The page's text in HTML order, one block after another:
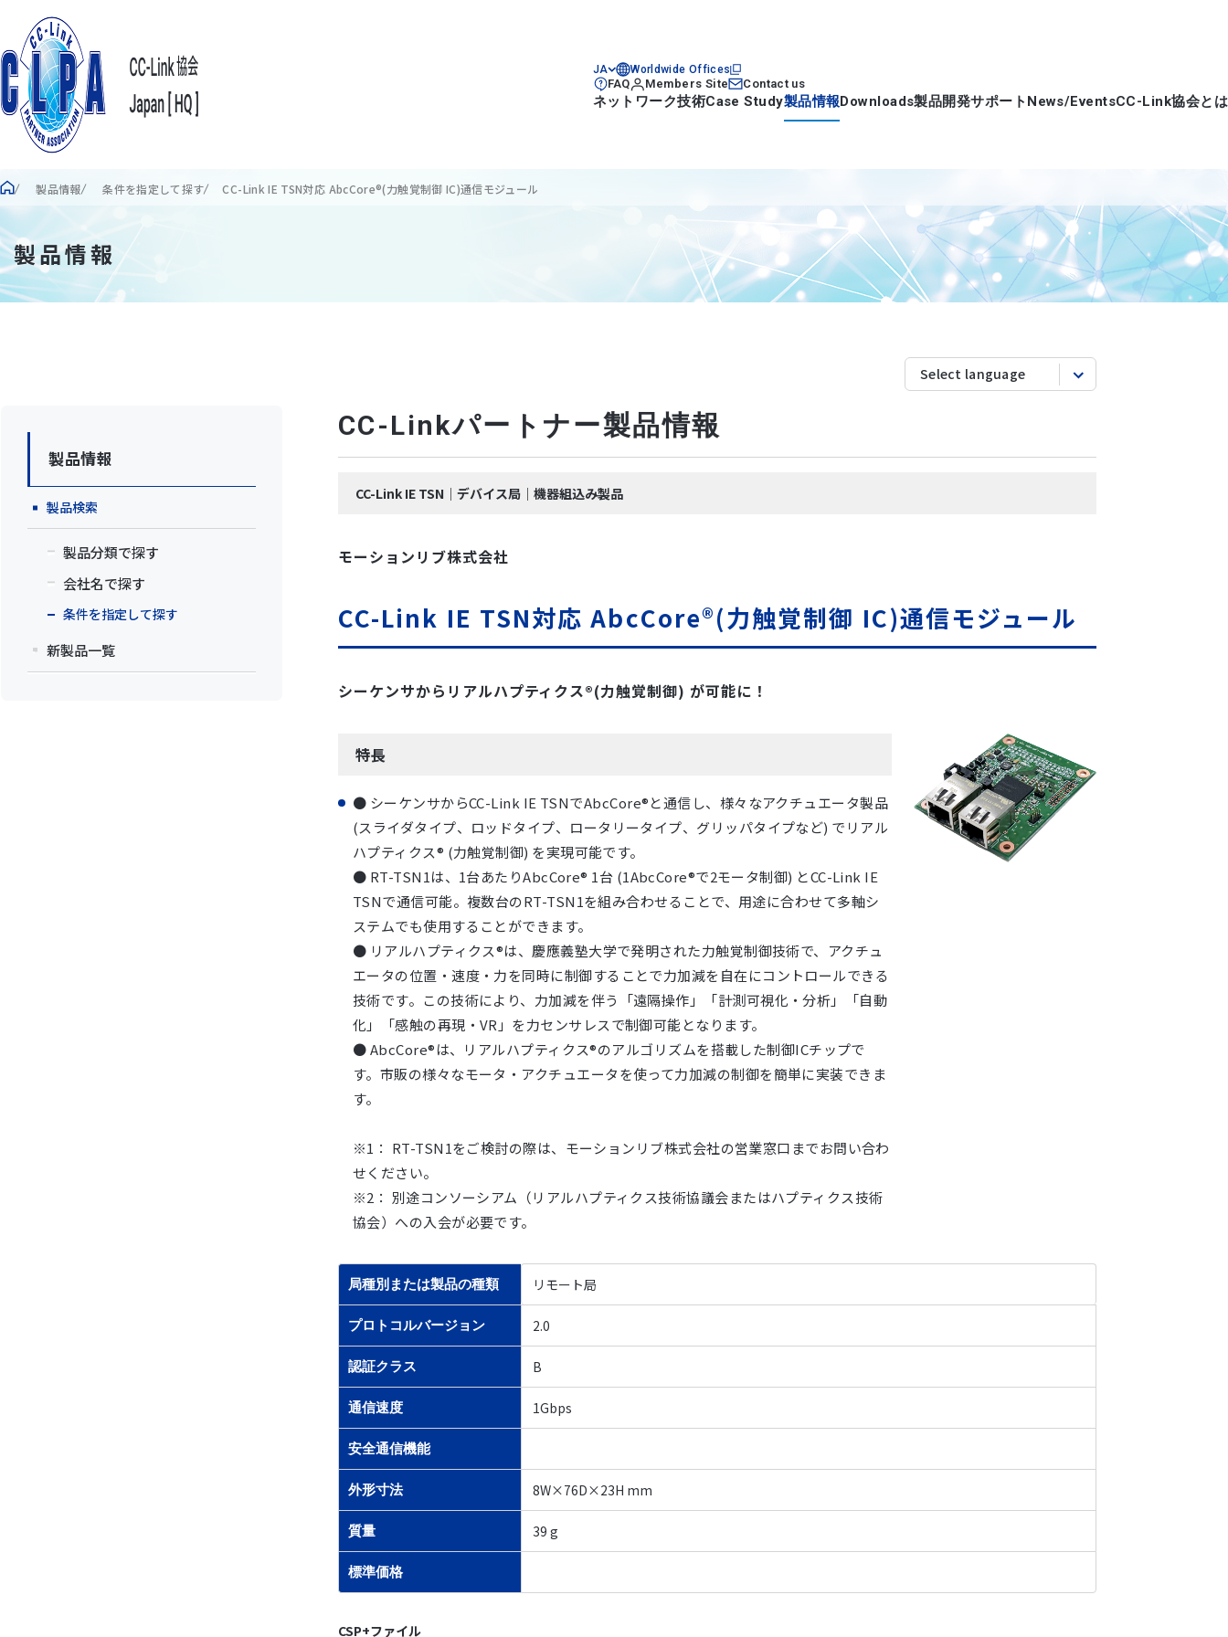
JA Worldwide Offices
FAQ Members Site Contact us
ネットワーク技術Case Study製品情報Downloads製品開発サポート News/EventsCC-Link協会とは
製品情報 条件を指定して探す CC-Link IE TSN対応 AbcCore®(力触覚制御 IC)通信モジュール
製品情報
製品情報
製品検索
製品分類で探す
会社名で探す
条件を指定して探す
新製品一覧
CC-Linkパートナー製品情報
CC-Link IE TSN｜デバイス局｜機器組込み製品
モーションリブ株式会社
CC-Link IE TSN対応 AbcCore®(力触覚制御 IC)通信モジュール
シーケンサからリアルハプティクス®(力触覚制御) が可能に！
特長
● シーケンサからCC-Link IE TSNでAbcCore®と通信し、様々なアクチュエータ製品
(スライダタイプ、ロッドタイプ、ロータリータイプ、グリッパタイプなど) でリアル
ハプティクス® (力触覚制御) を実現可能です。
● RT-TSN1は、1台あたりAbcCore® 1台 (1AbcCore®で2モータ制御) とCC-Link IE
TSNで通信可能。複数台のRT-TSN1を組み合わせることで、用途に合わせて多軸シ
ステムでも使用することができます。
● リアルハプティクス®は、慶應義塾大学で発明された力触覚制御技術で、アクチュ
エータの位置・速度・力を同時に制御することで力加減を自在にコントロールできる
技術です。この技術により、力加減を伴う「遠隔操作」「計測可視化・分析」「自動
化」「感触の再現・VR」を力センサレスで制御可能となります。
● AbcCore®は、リアルハプティクス®のアルゴリズムを搭載した制御ICチップで
す。市販の様々なモータ・アクチュエータを使って力加減の制御を簡単に実装できま
す。
※1： RT-TSN1をご検討の際は、モーションリブ株式会社の営業窓口までお問い合わ
せください。
※2： 別途コンソーシアム（リアルハプティクス技術協議会またはハプティクス技術
協会）への入会が必要です。
局種別または製品の種類 リモート局
プロトコルバージョン 2.0
認証クラス B
通信速度 1Gbps
安全通信機能
外形寸法 8W×76D×23H mm
質量 39 g
標準価格
CSP+ファイル